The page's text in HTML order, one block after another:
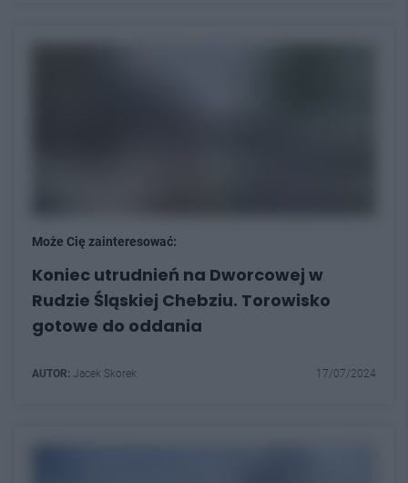
Może Cię zainteresować:
Koniec utrudnień na Dworcowej w
Rudzie Śląskiej Chebziu. Torowisko
gotowe do oddania
AUTOR: Jacek Skorek 17/07/2024